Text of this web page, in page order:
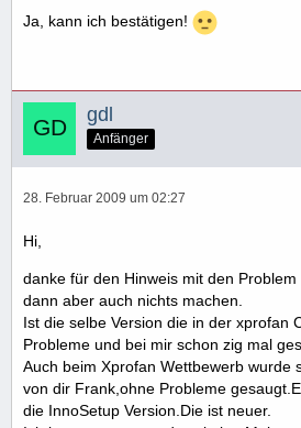
Ja, kann ich bestätigen!
gdl
Anfänger
28. Februar 2009 um 02:27
Hi,
danke für den Hinweis mit den Problem
dann aber auch nichts machen.
Ist die selbe Version die in der xprofan
Probleme und bei mir schon zig mal
Auch beim Xprofan Wettbewerb wurde
von dir Frank,ohne Probleme
die InnoSetup Version.Die ist neuer.